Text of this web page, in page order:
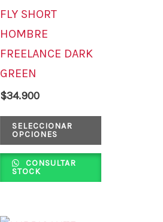
FLY SHORT
HOMBRE
FREELANCE DARK
GREEN
$34.900
SELECCIONAR
OPCIONES
la
de
CONSULTAR
STOCK